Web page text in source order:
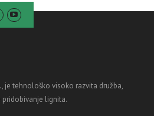
je tehnološko visoko razvita družba,
lignita.